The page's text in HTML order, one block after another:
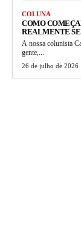
COLUNA
COMO
REALMENTE
A nossa colunista
gente,...
26 de julho de 2026